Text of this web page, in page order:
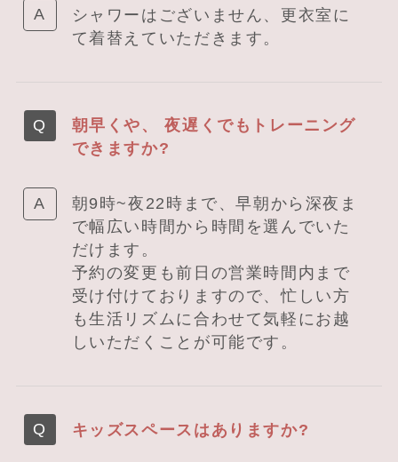
シャワーはございません、更衣室に
て着替えていただきます。
朝早くや、 夜遅くでもトレーニング
できますか?
朝9時~夜22時まで、早朝から深夜ま
で幅広い時間から時間を選んでいた
だけます。
予約の変更も前日の営業時間内まで
受け付けておりますので、忙しい方
も生活リズムに合わせて気軽にお越
しいただくことが可能です。
キッズスペースはありますか?